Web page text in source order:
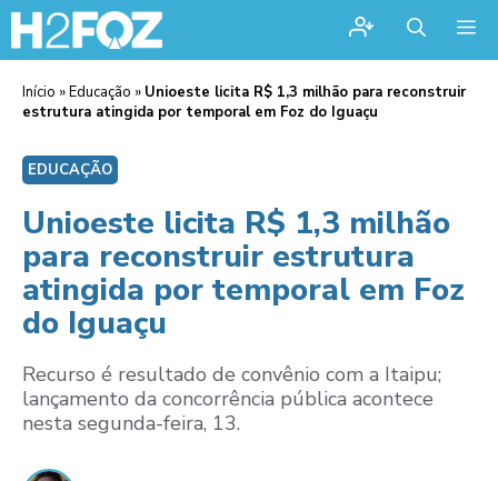
Início »Educação » Unioeste licita R$ 1,3 milhão para reconstruir
estrutura atingida por temporal em Foz do Iguaçu
EDUCAÇÃO
Unioeste licita R$ 1,3 milhão
para reconstruir estrutura
atingida por temporal em Foz
do Iguaçu
Recurso é resultado de convênio com a Itaipu;
lançamento da concorrência pública acontece
nesta segunda-feira, 13.